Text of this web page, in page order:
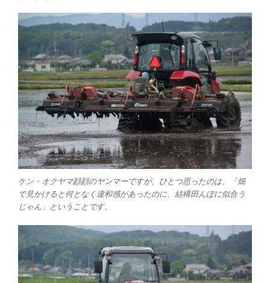
ケン・オクヤマ顔顔のヤンマーですが、ひとつ思ったのは、「畑
で見かけると何となく違和感があったのに、結構田んぼに似合う
じゃん」ということです。